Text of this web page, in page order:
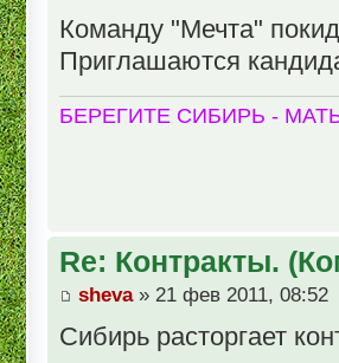
Команду "Мечта"
Приглашаются
БЕРЕГИТЕ СИБИРЬ -
Re: Контракты.
sheva» 21 фев 2011, 08:52
Сибирь расторгает